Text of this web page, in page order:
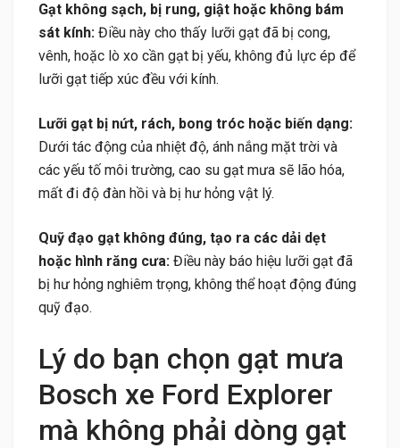
Gạt không sạch, bị rung, giật hoặc không bám
sát kính: Điều này cho thấy lưỡi gạt đã bị cong,
vênh, hoặc lò xo cần gạt bị yếu, không đủ lực ép để
lưỡi gạt tiếp xúc đều với kính.
Lưỡi gạt bị nứt, rách, bong tróc hoặc biến dạng:
Dưới tác động của nhiệt độ, ánh nắng mặt trời và
các yếu tố môi trường, cao su gạt mưa sẽ lão hóa,
mất đi độ đàn hồi và bị hư hỏng vật lý.
Quỹ đạo gạt không đúng, tạo ra các dải dẹt
hoặc hình răng cưa: Điều này báo hiệu lưỡi gạt đã
bị hư hỏng nghiêm trọng, không thể hoạt động đúng
quỹ đạo.
Lý do bạn chọn gạt mưa
Bosch xe Ford Explorer
mà không phải dòng gạt